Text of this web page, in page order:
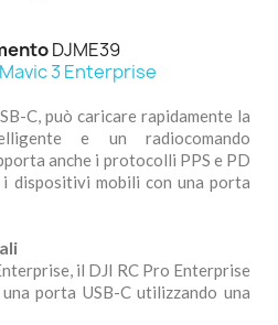
DJME39
Mavic 3 Enterprise
C, può caricare rapidamente la
e un radiocomando
anche i protocolli PPS e PD
dispositivi mobili con una porta
il DJI RC Pro Enterprise
porta USB-C utilizzando una